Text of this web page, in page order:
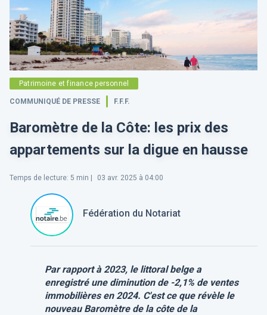
Patrimoine et finance personnel
COMMUNIQUÉ DE PRESSE F.F.F.
Baromètre de la Côte: les prix des
appartements sur la digue en hausse
Temps de lecture: 5 min | 03 avr. 2025 à 04:00
Fédération du Notariat
Par rapport à 2023, le littoral belge a
enregistré une diminution de -2,1% de ventes
immobilières en 2024. C'est ce que révèle le
nouveau Baromètre de la côte de la